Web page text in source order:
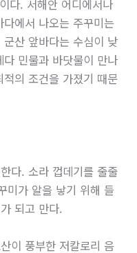
다. 서해안 어디에서나
에서 나오는 주꾸미는
산 앞바다는 수심이 낮
민물과 바닷물이 만나
의 조건을 가졌기 때문
다. 소라 껍데기를 줄줄
미가 알을 낳기 위해 들
되고 만다.
이 풍부한 저칼로리 음